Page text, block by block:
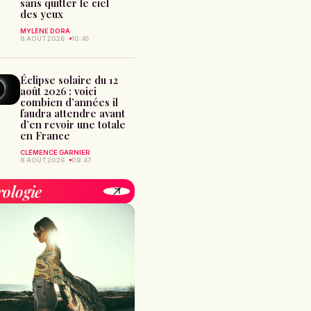
des yeux
MYLÈNE DORA
8 AOÛT 2026
10:45
Éclipse solaire du 12
août 2026 : voici
combien d’années il
faudra attendre avant
d’en revoir une totale
en France
CLÉMENCE GARNIER
8 AOÛT 2026
09:47